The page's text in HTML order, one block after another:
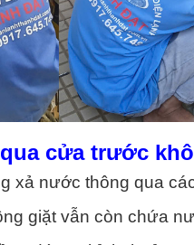
cửa trước
xả nước thông qua
giặt vẫn còn chứa